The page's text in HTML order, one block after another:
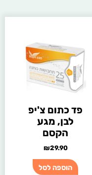
פד כתום צ'יפ
לבן, מגע
הקסם
₪29.90
הוספה לסל